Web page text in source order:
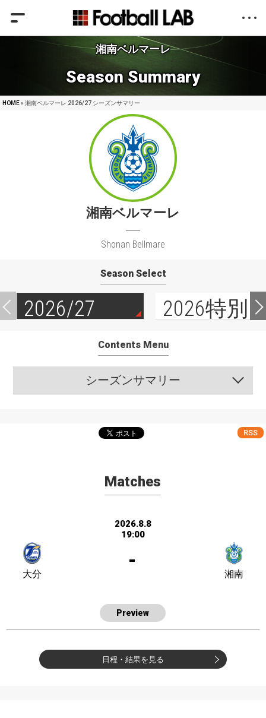
湘南ベルマーレ
Season Summary
HOME» 湘南ベルマーレ 2026/27 シーズンサマリー
湘南ベルマーレ
Shonan Bellmare
Season Select
2026/27 2026特別
Contents Menu
シーズンサマリー
RSS
Matches
2026.8.8
19:00
-
大分 湘南
Preview
日程・結果を見る